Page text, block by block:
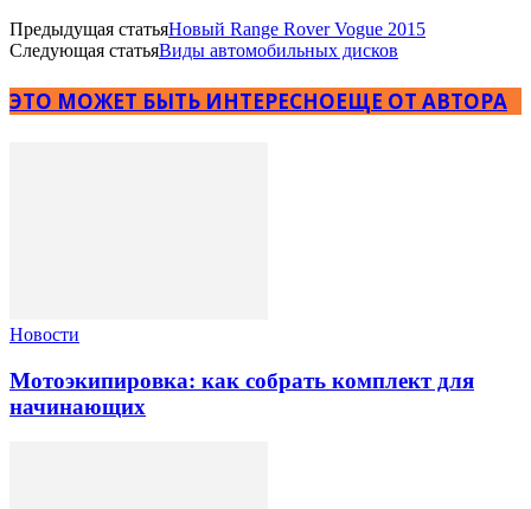
Предыдущая статьяНовый Range Rover Vogue 2015
Следующая статьяВиды автомобильных дисков
ЭТО МОЖЕТ БЫТЬ ИНТЕРЕСНОЕЩЕ ОТ АВТОРА
Новости
Мотоэкипировка: как собрать комплект для
начинающих